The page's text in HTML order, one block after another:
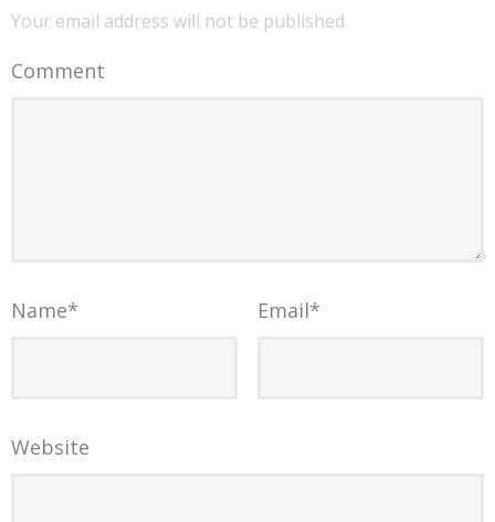
Your email address will not be published.
Comment
Name* Email*
Website